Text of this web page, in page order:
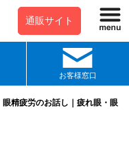
通販サイト
お客様窓口
眼精疲労のお話し｜疲れ眼・眼